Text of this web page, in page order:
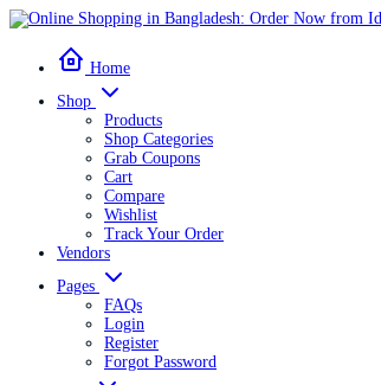
Home
Shop
Products
Shop Categories
Grab Coupons
Cart
Compare
Wishlist
Track Your Order
Vendors
Pages
FAQs
Login
Register
Forgot Password